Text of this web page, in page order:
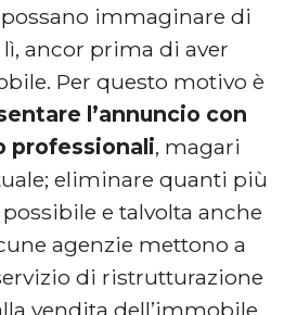
immaginare di
ancor prima di aver
Per questo motivo è
l’annuncio con
professionali, magari
eliminare quanti più
e talvolta anche
agenzie mettono a
di ristrutturazione
vendita dell’immobile.